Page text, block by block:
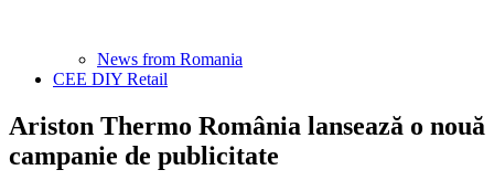
News from Romania
CEE DIY Retail
Ariston Thermo România lansează o nouă
campanie de publicitate